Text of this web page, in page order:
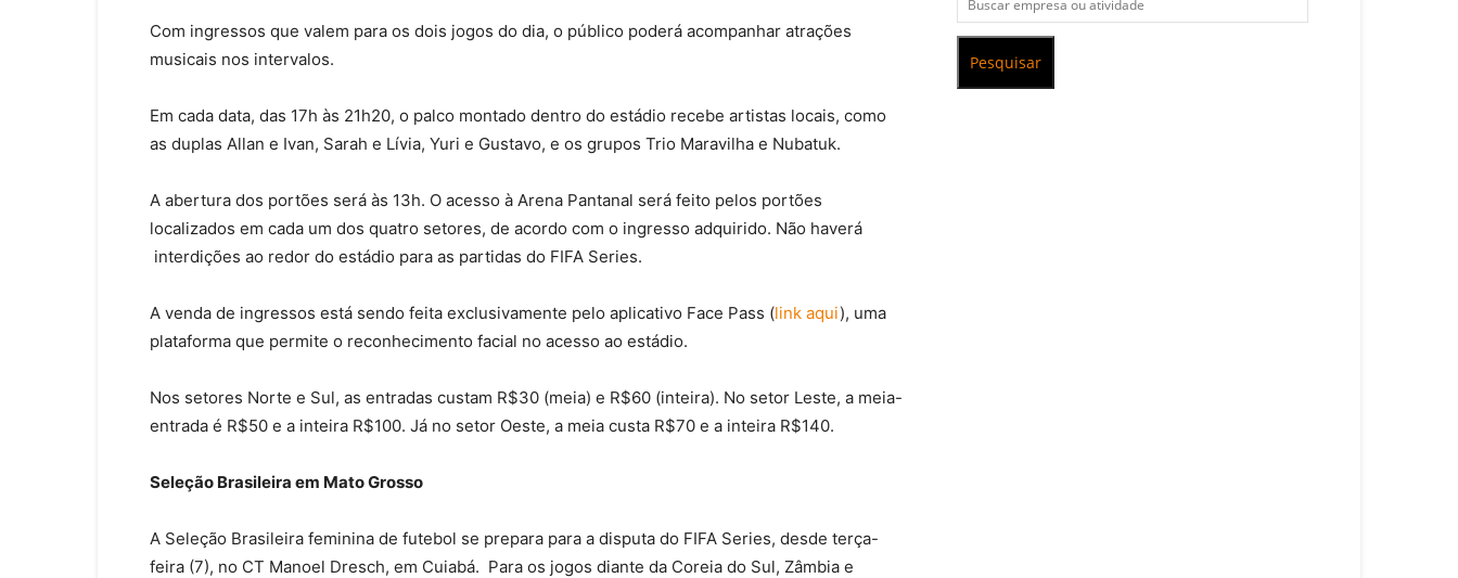
Com ingressos que valem para os dois jogos do dia, o público poderá acompanhar atrações
musicais nos intervalos.
Em cada data, das 17h às 21h20, o palco montado dentro do estádio recebe artistas locais, como
as duplas Allan e Ivan, Sarah e Lívia, Yuri e Gustavo, e os grupos Trio Maravilha e Nubatuk.
A abertura dos portões será às 13h. O acesso à Arena Pantanal será feito pelos portões
localizados em cada um dos quatro setores, de acordo com o ingresso adquirido. Não haverá
interdições ao redor do estádio para as partidas do FIFA Series.
A venda de ingressos está sendo feita exclusivamente pelo aplicativo Face Pass (link aqui), uma
plataforma que permite o reconhecimento facial no acesso ao estádio.
Nos setores Norte e Sul, as entradas custam R$30 (meia) e R$60 (inteira). No setor Leste, a meia-
entrada é R$50 e a inteira R$100. Já no setor Oeste, a meia custa R$70 e a inteira R$140.
Seleção Brasileira em Mato Grosso
A Seleção Brasileira feminina de futebol se prepara para a disputa do FIFA Series, desde terça-
feira (7), no CT Manoel Dresch, em Cuiabá. Para os jogos diante da Coreia do Sul, Zâmbia e
Pesquisar